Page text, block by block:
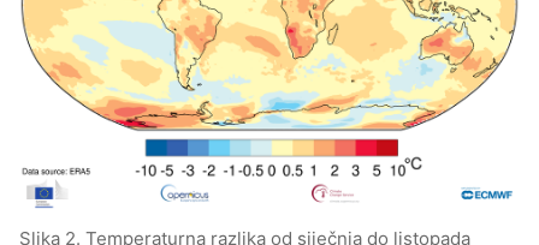
Slika 2. Temperaturna razlika od siječnja do listopada